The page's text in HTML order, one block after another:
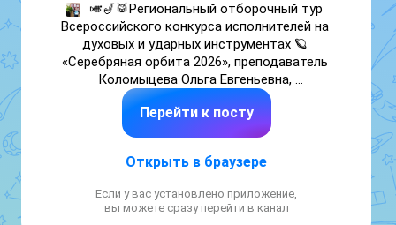
🎺🎷🥁Региональный отборочный тур
Всероссийского конкурса исполнителей на
духовых и ударных инструментах 🪐
«Серебряная орбита 2026», преподаватель
Коломыцева Ольга Евгеньевна,
концертмейстер Усачёва Елена
Валентиновна (п.Пятницкое):
🥈II место - Волошина Вероника;
Перейти к посту
Открыть в браузере
Если у вас установлено приложение,
вы можете сразу перейти в канал